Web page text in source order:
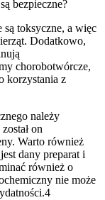
bezpieczne?
są toksyczne, a więc
Dodatkowo,
chorobotwórcze,
korzystania z
należy
on
Warto również
dany preparat i
również o
nie może